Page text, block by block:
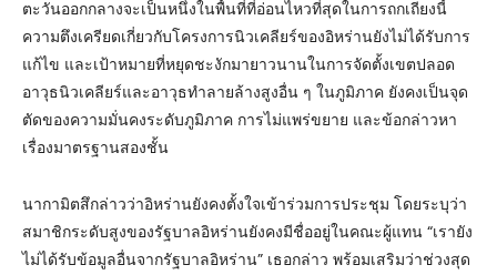
ตะวันออกกลางจะเป็นหนึ่งในพื้นที่ที่อ่อนไหวที่สุดในการถกเถียงนี้
ความตึงเครียดเกี่ยวกับโครงการนิวเคลียร์ของอิหร่านยังไม่ได้รับการ
แก้ไข และเป้าหมายที่หยุดชะงักมายาวนานในการจัดตั้งเขตปลอด
อาวุธนิวเคลียร์และอาวุธทำลายล้างสูงอื่น ๆ ในภูมิภาค ยังคงเป็นจุด
ตัดของความมั่นคงระดับภูมิภาค การไม่แพร่ขยาย และข้อกล่าวหา
เรื่องมาตรฐานสองชั้น
นากามิตสึกล่าวว่าอิหร่านยังคงตั้งใจเข้าร่วมการประชุม โดยระบุว่า
สมาชิกระดับสูงของรัฐบาลอิหร่านยังคงมีชื่ออยู่ในคณะผู้แทน “เรายัง
ไม่ได้รับข้อมูลอื่นจากรัฐบาลอิหร่าน” เธอกล่าว พร้อมเสริมว่าช่วงสุด